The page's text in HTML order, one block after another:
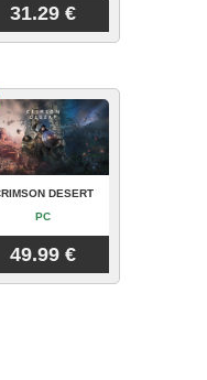
31.29 €
DESERT
PC
49.99 €